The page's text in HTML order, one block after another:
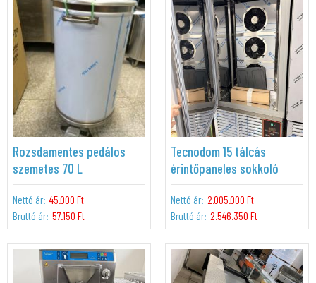
Rozsdamentes pedálos
szemetes 70 L
Nettó ár: 45.000 Ft
Bruttó ár: 57.150 Ft
Tecnodom 15 tálcás
érintőpaneles sokkoló
Nettó ár: 2.005.000 Ft
Bruttó ár: 2.546.350 Ft